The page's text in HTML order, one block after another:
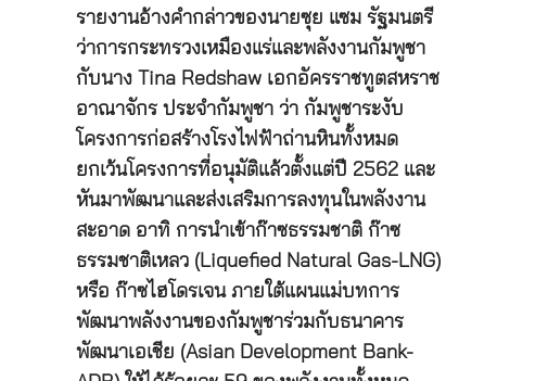
รายงานอ้างคำกล่าวของนายซุย แซม รัฐมนตรี
ว่าการกระทรวงเหมืองแร่และพลังงานกัมพูชา
กับนาง Tina Redshaw เอกอัครราชทูตสหราช
อาณาจักร ประจำกัมพูชา ว่า กัมพูชาระงับ
โครงการก่อสร้างโรงไฟฟ้าถ่านหินทั้งหมด
ยกเว้นโครงการที่อนุมัติแล้วตั้งแต่ปี 2562 และ
หันมาพัฒนาและส่งเสริมการลงทุนในพลังงาน
สะอาด อาทิ การนำเข้าก๊าซธรรมชาติ ก๊าซ
ธรรมชาติเหลว (Liquefied Natural Gas-LNG)
หรือ ก๊าซไฮโดรเจน ภายใต้แผนแม่บทการ
พัฒนาพลังงานของกัมพูชาร่วมกับธนาคาร
พัฒนาเอเชีย (Asian Development Bank-